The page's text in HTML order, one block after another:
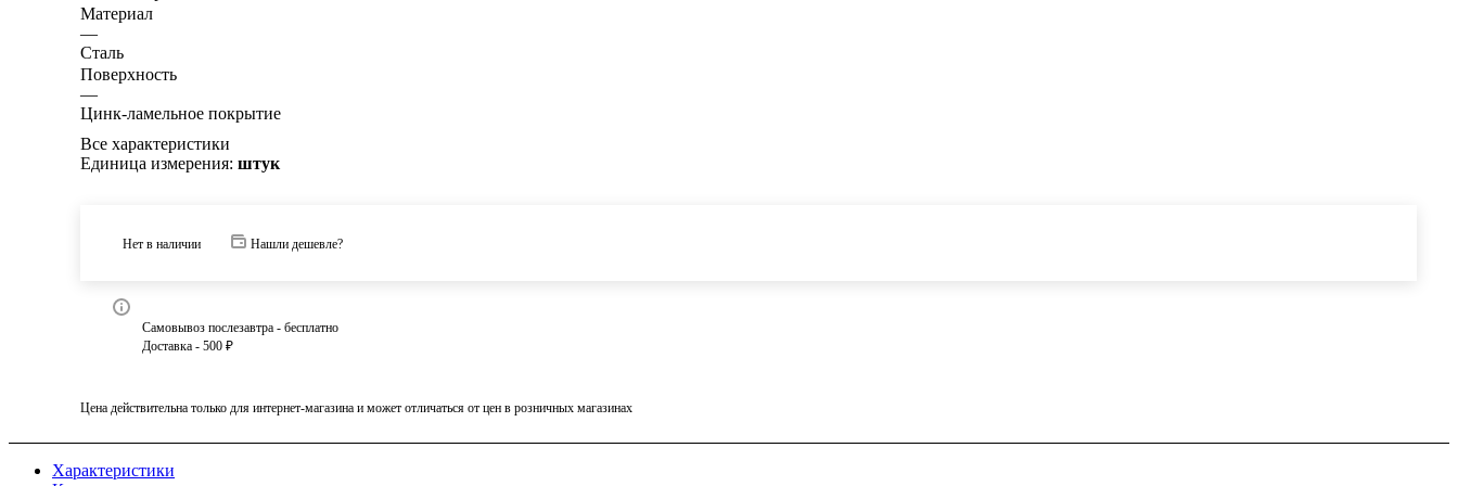
Материал
—
Сталь
Поверхность
—
Цинк-ламельное покрытие
Все характеристики
Единица измерения: штук
Нет в наличии Нашли дешевле?
Самовывоз послезавтра - бесплатно
Доставка - 500 ₽
Цена действительна только для интернет-магазина и может отличаться от цен в розничных магазинах
Характеристики